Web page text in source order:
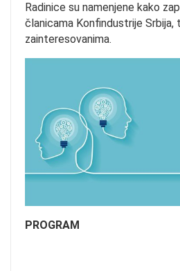
Radinice su namenjene kako
članicama Konfindustrije Srbija,
zainteresovanima.
PROGRAM